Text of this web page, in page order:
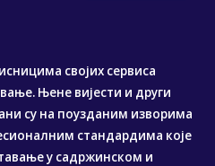
својих сервиса
Њене вијести и други
су на поузданим изворима
стандардима које
у садржинском и